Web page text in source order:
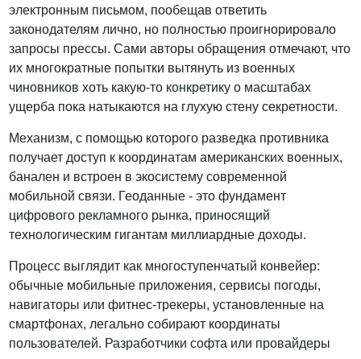
электронным письмом, пообещав ответить
законодателям лично, но полностью проигнорировало
запросы прессы. Сами авторы обращения отмечают, что
их многократные попытки вытянуть из военных
чиновников хоть какую-то конкретику о масштабах
ущерба пока натыкаются на глухую стену секретности.
Механизм, с помощью которого разведка противника
получает доступ к координатам американских военных,
банален и встроен в экосистему современной
мобильной связи. Геоданные - это фундамент
цифрового рекламного рынка, приносящий
технологическим гигантам миллиардные доходы.
Процесс выглядит как многоступенчатый конвейер:
обычные мобильные приложения, сервисы погоды,
навигаторы или фитнес-трекеры, установленные на
смартфонах, легально собирают координаты
пользователей. Разработчики софта или провайдеры